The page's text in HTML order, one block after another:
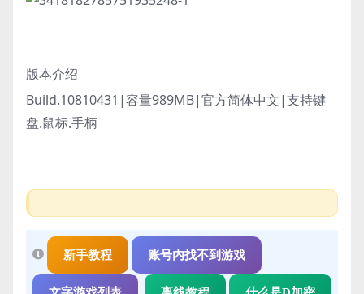
版本介绍
Build.10810431|容量989MB|官方简体中文|支持键
盘.鼠标.手柄
新手教程 账号内找不到游戏